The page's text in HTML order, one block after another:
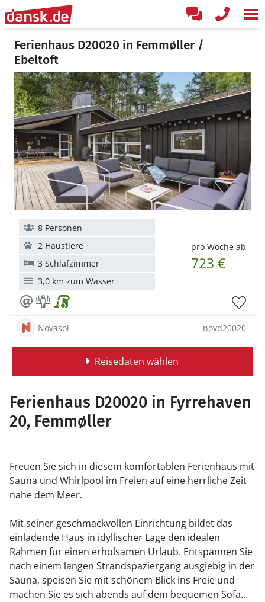
Ferienhaus D20020 in Femmøller /
Ebeltoft
pro Woche ab
723 €
8 Personen
2 Haustiere
3 Schlafzimmer
3,0 km zum Wasser
Novasol novd20020
Reisedaten wählen
Ferienhaus D20020 in Fyrrehaven
20, Femmøller
Freuen Sie sich in diesem komfortablen Ferienhaus mit
Sauna und Whirlpool im Freien auf eine herrliche Zeit
nahe dem Meer.
Mit seiner geschmackvollen Einrichtung bildet das
einladende Haus in idyllischer Lage den idealen
Rahmen für einen erholsamen Urlaub. Entspannen Sie
nach einem langen Strandspaziergang ausgiebig in der
Sauna, speisen Sie mit schönem Blick ins Freie und
machen Sie es sich abends auf dem bequemen Sofa